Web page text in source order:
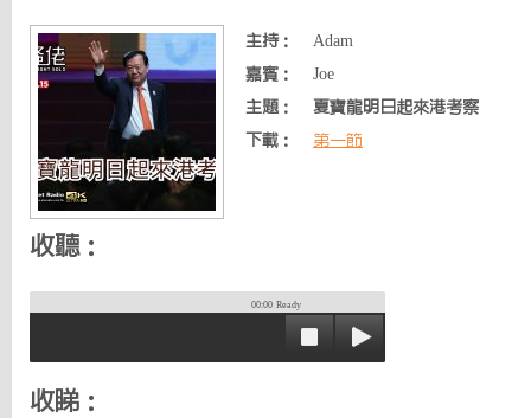
主持：
Adam
嘉賓：
Joe
主題：
夏寶龍明日起來港考察
下載：
第一節
收聽：
00:00 Ready
收睇：